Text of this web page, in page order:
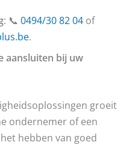
: 📞 0494/30 82 04 of
.
aansluiten bij uw
groeit
ondernemer of een
hebben van goed